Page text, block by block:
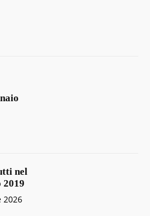
nel
2019
2026